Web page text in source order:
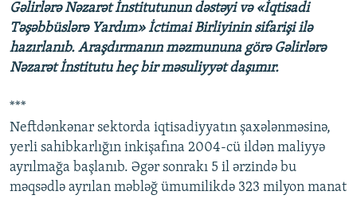
Gəlirlərə Nəzarət İnstitutunun dəstəyi və «İqtisadi
Təşəbbüslərə Yardım» İctimai Birliyinin sifarişi ilə
hazırlanıb. Araşdırmanın məzmununa görə Gəlirlərə
Nəzarət İnstitutu heç bir məsuliyyət daşımır.
***
Neftdənkənar sektorda iqtisadiyyatın şaxələnməsinə,
yerli sahibkarlığın inkişafına 2004-cü ildən maliyyə
ayrılmağa başlanıb. Əgər sonrakı 5 il ərzində bu
məqsədlə ayrılan məbləğ ümumilikdə 323 milyon manat